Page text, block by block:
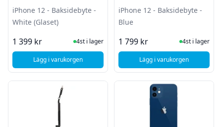
iPhone 12 - Baksidebyte -
White (Glaset)
1 399 kr I Lager
4st i lager
Lägg i varukorgen, Apple iPhone 12 - Baksidebyte - White (Glaset)
iPhone 12 - Baksidebyte -
Blue
1 799 kr I Lager
4st i lager
Lägg i varukorgen, Apple iPhone 12 -